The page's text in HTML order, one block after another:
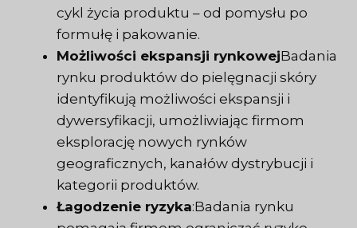
cykl życia produktu – od pomysłu po
formułę i pakowanie.
Możliwości ekspansji rynkowejBadania
rynku produktów do pielęgnacji skóry
identyfikują możliwości ekspansji i
dywersyfikacji, umożliwiając firmom
eksplorację nowych rynków
geograficznych, kanałów dystrybucji i
kategorii produktów.
Łagodzenie ryzyka:Badania rynku